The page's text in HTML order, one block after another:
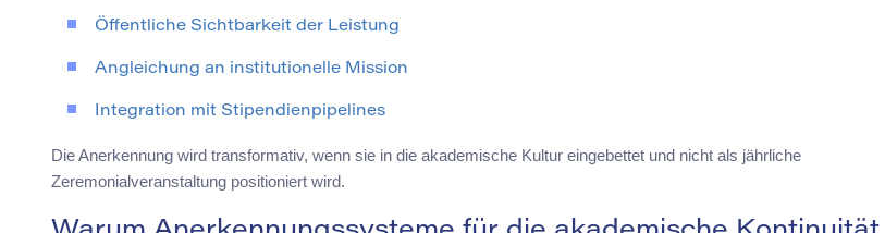
Öffentliche Sichtbarkeit der Leistung
Angleichung an institutionelle Mission
Integration mit Stipendienpipelines
Die Anerkennung wird transformativ, wenn sie in die akademische Kultur eingebettet und nicht als jährliche
Zeremonialveranstaltung positioniert wird.